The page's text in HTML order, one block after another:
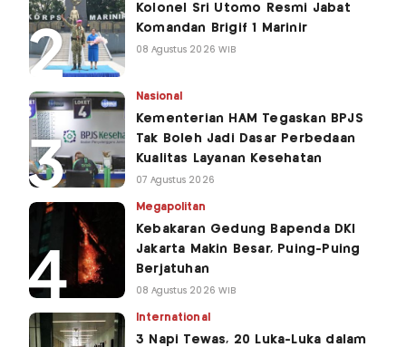
Kolonel Sri Utomo Resmi Jabat
Komandan Brigif 1 Marinir
08 Agustus 2026 WIB
Nasional
Kementerian HAM Tegaskan BPJS
Tak Boleh Jadi Dasar Perbedaan
Kualitas Layanan Kesehatan
07 Agustus 2026
Megapolitan
Kebakaran Gedung Bapenda DKI
Jakarta Makin Besar, Puing-Puing
Berjatuhan
08 Agustus 2026 WIB
International
3 Napi Tewas, 20 Luka-Luka dalam